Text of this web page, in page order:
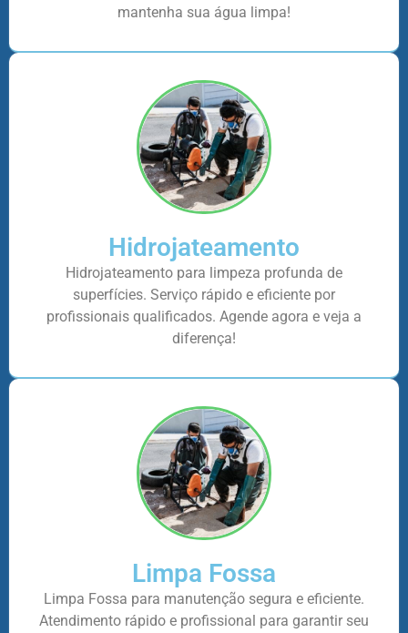
mantenha sua água limpa!
Hidrojateamento
Hidrojateamento para limpeza profunda de
superfícies. Serviço rápido e eficiente por
profissionais qualificados. Agende agora e veja a
diferença!
Limpa Fossa
Limpa Fossa para manutenção segura e eficiente.
Atendimento rápido e profissional para garantir seu